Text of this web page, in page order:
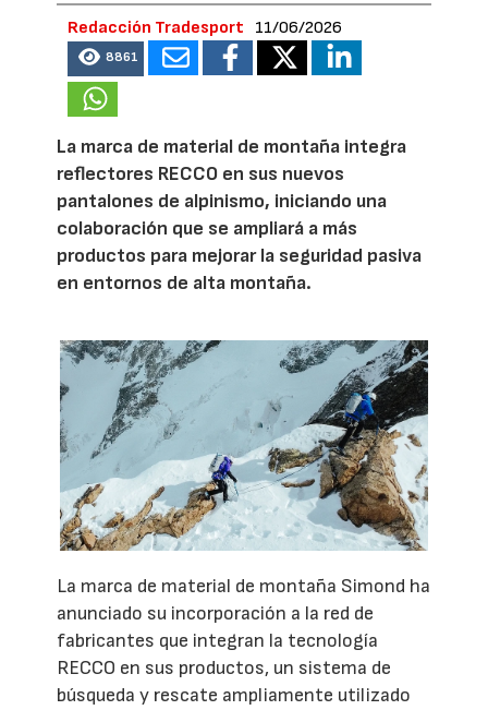
Redacción Tradesport 11/06/2026
8861
La marca de material de montaña integra
reflectores RECCO en sus nuevos
pantalones de alpinismo, iniciando una
colaboración que se ampliará a más
productos para mejorar la seguridad pasiva
en entornos de alta montaña.
La marca de material de montaña Simond ha
anunciado su incorporación a la red de
fabricantes que integran la tecnología
RECCO en sus productos, un sistema de
búsqueda y rescate ampliamente utilizado